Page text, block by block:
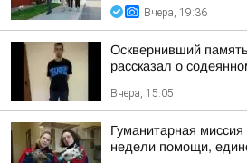
Вчера, 19:36
Осквернивший
рассказал о
Вчера, 15:05
Гуманитарная
недели помощи,